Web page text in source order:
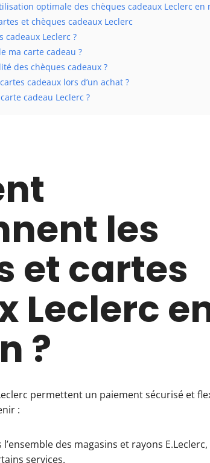
optimale des chèques cadeaux Leclerc en
et chèques cadeaux Leclerc
Leclerc ?
ma carte cadeau ?
des chèques cadeaux ?
cadeaux lors d’un achat ?
cadeau Leclerc ?
les
et cartes
Leclerc
?
permettent un paiement sécurisé et
:
l’ensemble des magasins et rayons
services.